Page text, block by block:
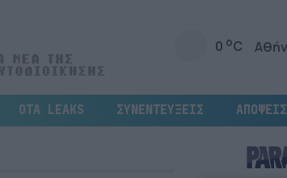
0 oC
OTA LEAKS ΣΥΝΕΝΤΕΥΞΕΙΣ ΑΠΟΨΕΙΣ